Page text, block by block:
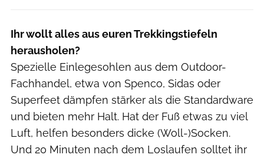
Ihr wollt alles aus euren Trekkingstiefeln
herausholen?
Spezielle Einlegesohlen aus dem Outdoor-
Fachhandel, etwa von Spenco, Sidas oder
Superfeet dämpfen stärker als die Standardware
und bieten mehr Halt. Hat der Fuß etwas zu viel
Luft, helfen besonders dicke (Woll-)Socken.
Und 20 Minuten nach dem Loslaufen solltet ihr